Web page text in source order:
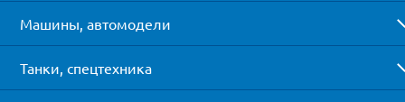
Машины, автомодели
Танки, спецтехника